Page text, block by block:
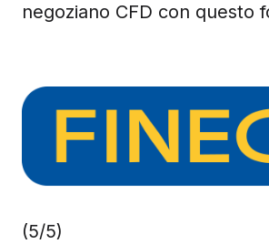
negoziano CFD con questo
(5/5)